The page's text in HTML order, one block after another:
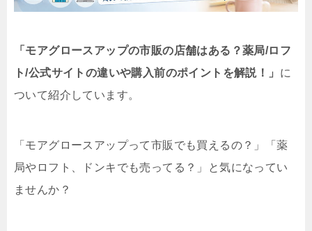
「モアグロースアップの市販の店舗はある？薬局/ロフ
ト/公式サイトの違いや購入前のポイントを解説！」 に
ついて紹介しています。
「モアグロースアップって市販でも買えるの？」「薬
局やロフト、ドンキでも売ってる？」と気になってい
ませんか？